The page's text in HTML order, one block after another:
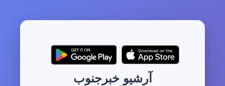
آرشیو خبرجنوب